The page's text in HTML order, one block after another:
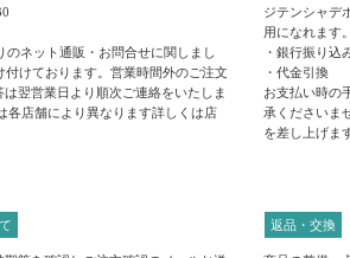
のネット通販・お問合せに関しまし
付けております。営業時間外のご注文
翌営業日より順次ご連絡をいたしま
各店舗により異なります詳しくは店
ジテンシャデ
用になれます
・銀行振り込
・代金引換
お支払い時の
承くださいま
を差し上げま
返品・交換